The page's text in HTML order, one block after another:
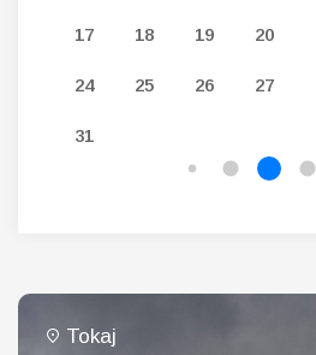
17 18 19 20
24 25 26 27
31
Tokaj